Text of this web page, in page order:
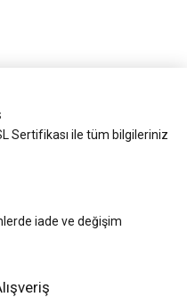
Sertifikası ile tüm bilgileriniz
iade ve değişim